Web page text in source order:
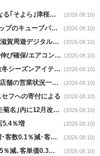
イオンリテールnews｜三重県2店目となる｢そよら｣津桜橋9/11オープン (2026.08.10)
セブン-イレブンnews｜｢レモン＆ホイップのキューブパン｣8/11発売 (2026.08.10)
平和堂news｜石山店が｢さよならララ｣滋賀周遊デジタルラリースポットに選定 (2026.08.10)
家電チェーンnews｜7月は全5社が前年伸び確保/エアコン､テレビが好調 (2026.08.10)
良品計画news｜｢MUJI Labo｣2026年秋冬シーズンアイテム発売 (2026.08.10)
熊本地震news｜チェーンストアの被災店舗の営業状況一覧(8/10時点) (2026.08.10)
フへの寄付による (2026.08.10)
東急ストアnews｜東横線菊名駅｢エトモ菊名｣内に12月改装オープン (2026.08.10)
5.4％増 (2026.08.10)
マミーマートnews｜７月既存店1.8%増･客数0.1％減･客単価1.9％増 (2026.08.10)
イズミnews｜7月既存店1.2%減/客数1.5％減､客単価0.3％増 (2026.08.10)